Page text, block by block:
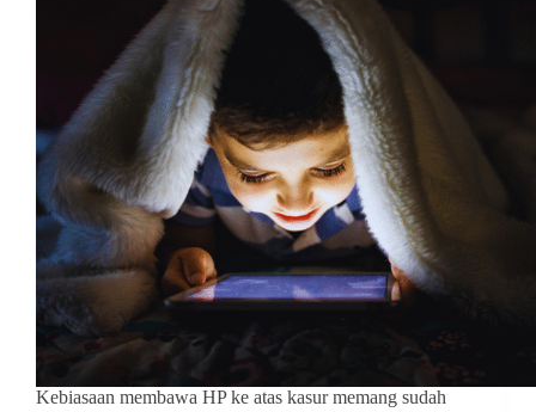
Kebiasaan membawa HP ke atas kasur memang sudah